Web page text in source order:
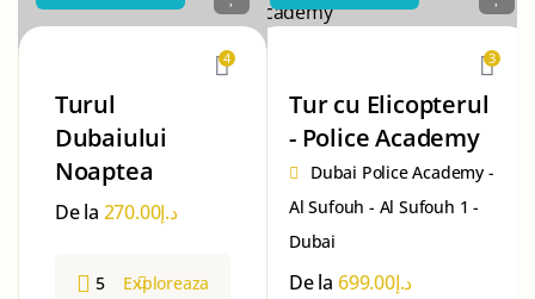
4
Turul
Dubaiului
Noaptea
De la د.إ270.00
5 Exploreaza
3
Tur cu Elicopterul
- Police Academy
Dubai Police Academy -
Al Sufouh - Al Sufouh 1 -
Dubai
De la د.إ699.00